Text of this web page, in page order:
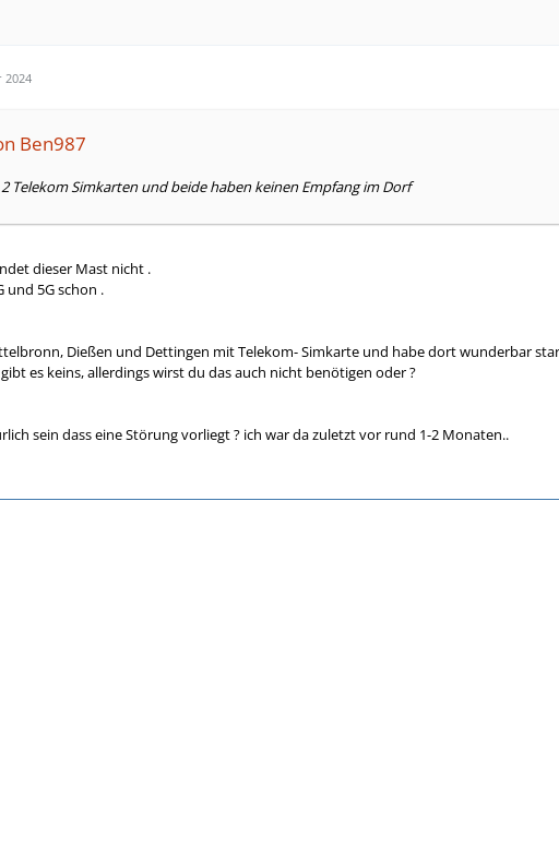
2024
Ben987
Telekom Simkarten und beide haben keinen Empfang im Dorf
dieser Mast nicht .
und 5G schon .
Dießen und Dettingen mit Telekom- Simkarte und habe dort wunderbar
es keins, allerdings wirst du das auch nicht benötigen oder ?
sein dass eine Störung vorliegt ? ich war da zuletzt vor rund 1-2 Monaten..